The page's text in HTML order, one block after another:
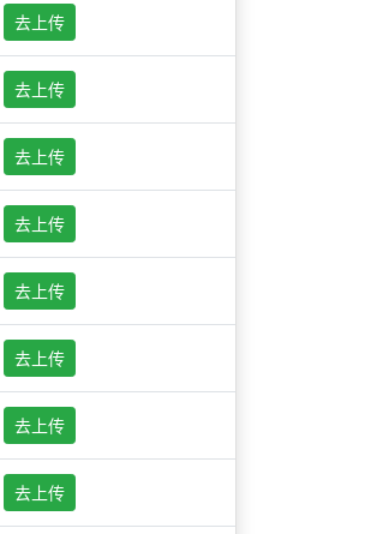
去上传
去上传
去上传
去上传
去上传
去上传
去上传
去上传